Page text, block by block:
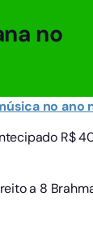
no
no ano
R$
a 8